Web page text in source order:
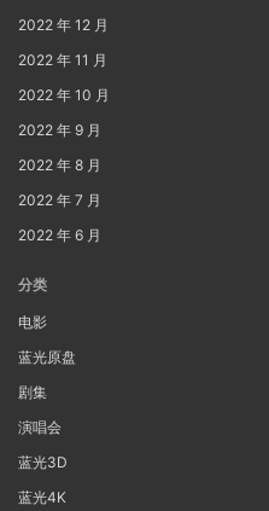
2022 年 12 月
2022 年 11 月
2022 年 10 月
2022 年 9 月
2022 年 8 月
2022 年 7 月
2022 年 6 月
分类
电影
蓝光原盘
剧集
演唱会
蓝光3D
蓝光4K